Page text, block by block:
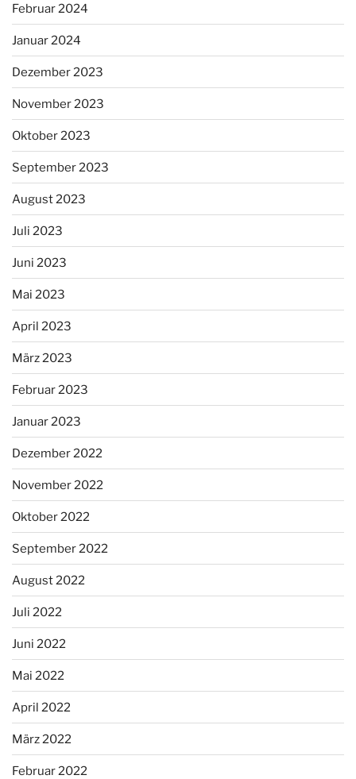
Februar 2024
Januar 2024
Dezember 2023
November 2023
Oktober 2023
September 2023
August 2023
Juli 2023
Juni 2023
Mai 2023
April 2023
März 2023
Februar 2023
Januar 2023
Dezember 2022
November 2022
Oktober 2022
September 2022
August 2022
Juli 2022
Juni 2022
Mai 2022
April 2022
März 2022
Februar 2022